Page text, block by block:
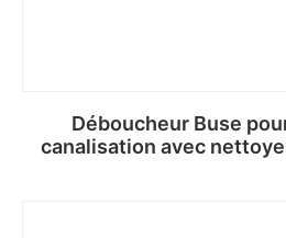
Déboucheur Buse
canalisation avec